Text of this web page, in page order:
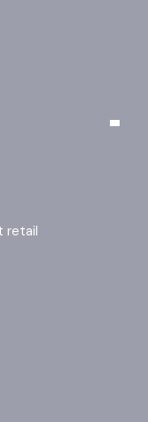
retail